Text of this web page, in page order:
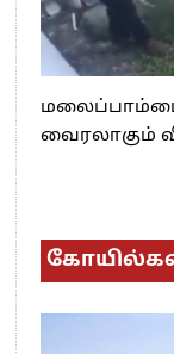
மலைப்பாம்பை
வைரலாகும்